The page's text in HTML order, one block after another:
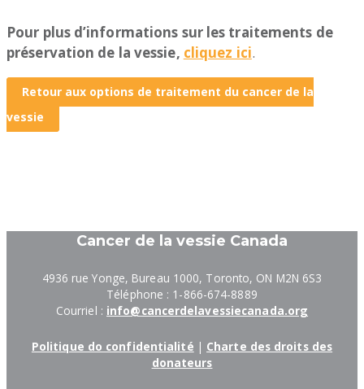
Pour plus d’informations sur les traitements de
préservation de la vessie, cliquez ici.
Retour aux options de traitement du cancer de la
vessie
Cancer de la vessie Canada
4936 rue Yonge, Bureau 1000, Toronto, ON M2N 6S3
Téléphone : 1-866-674-8889
Courriel : info@cancerdelavessiecanada.org
Politique do confidentialité | Charte des droits des
donateurs